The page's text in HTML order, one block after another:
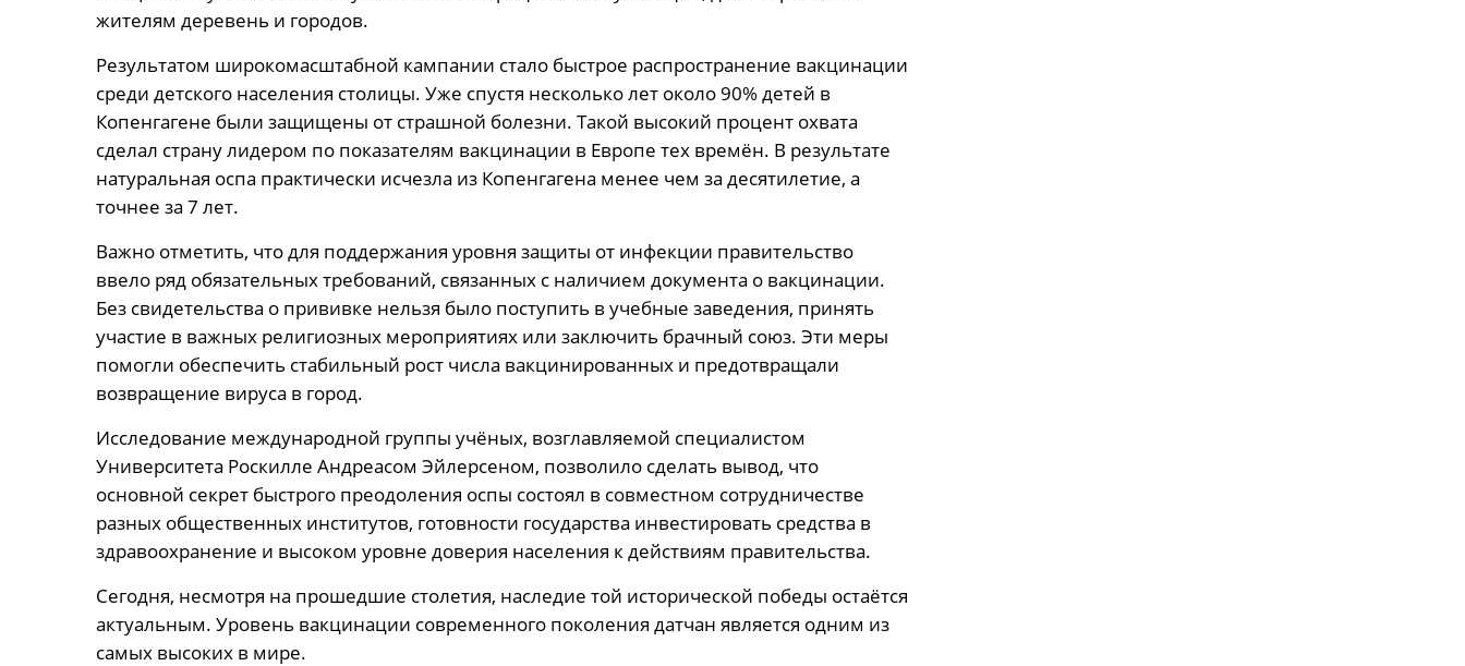
жителям деревень и городов.
Результатом широкомасштабной кампании стало быстрое распространение вакцинации
среди детского населения столицы. Уже спустя несколько лет около 90% детей в
Копенгагене были защищены от страшной болезни. Такой высокий процент охвата
сделал страну лидером по показателям вакцинации в Европе тех времён. В результате
натуральная оспа практически исчезла из Копенгагена менее чем за десятилетие, а
точнее за 7 лет.
Важно отметить, что для поддержания уровня защиты от инфекции правительство
ввело ряд обязательных требований, связанных с наличием документа о вакцинации.
Без свидетельства о прививке нельзя было поступить в учебные заведения, принять
участие в важных религиозных мероприятиях или заключить брачный союз. Эти меры
помогли обеспечить стабильный рост числа вакцинированных и предотвращали
возвращение вируса в город.
Исследование международной группы учёных, возглавляемой специалистом
Университета Роскилле Андреасом Эйлерсеном, позволило сделать вывод, что
основной секрет быстрого преодоления оспы состоял в совместном сотрудничестве
разных общественных институтов, готовности государства инвестировать средства в
здравоохранение и высоком уровне доверия населения к действиям правительства.
Сегодня, несмотря на прошедшие столетия, наследие той исторической победы остаётся
актуальным. Уровень вакцинации современного поколения датчан является одним из
самых высоких в мире.